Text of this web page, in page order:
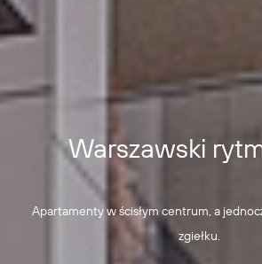
Warszawski
Apartamenty w ścisłym centrum, a
zgiełku.